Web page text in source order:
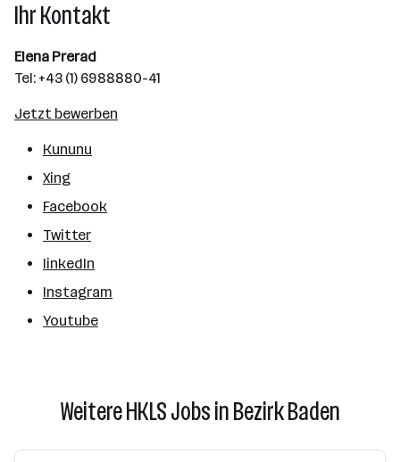
Ihr Kontakt
Elena Prerad
Tel: +43 (1) 6988880-41
Jetzt bewerben
Kununu
Xing
Facebook
Twitter
linkedIn
Instagram
Youtube
Weitere HKLS Jobs in Bezirk Baden